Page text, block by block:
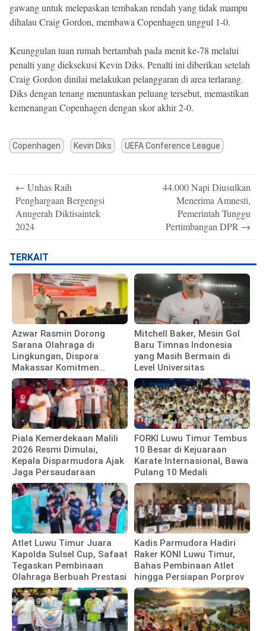
gawang untuk melepaskan tembakan rendah yang tidak mampu
dihalau Craig Gordon, membawa Copenhagen unggul 1-0.
Keunggulan tuan rumah bertambah pada menit ke-78 melalui
penalti yang dieksekusi Kevin Diks. Penalti ini diberikan setelah
Craig Gordon dinilai melakukan pelanggaran di area terlarang.
Diks dengan tenang menuntaskan peluang tersebut, memastikan
kemenangan Copenhagen dengan skor akhir 2-0.
Copenhagen Kevin Diks UEFA Conference League
navigation
← Unhas Raih
Penghargaan Bergengsi
Anugerah Diktisaintek
2024
44.000 Napi Diusulkan
Menerima Amnesti,
Pemerintah Tunggu
Pertimbangan DPR →
TERKAIT
Azwar Rasmin Dorong
Sarana Olahraga di
Lingkungan, Dispora
Makassar Komitmen
Bangun Fasilitas
Mitchell Baker, Mesin Gol
Baru Timnas Indonesia
yang Masih Bermain di
Level Universitas
Piala Kemerdekaan Malili
2026 Resmi Dimulai,
Kepala Disparmudora Ajak
Jaga Persaudaraan
FORKI Luwu Timur Tembus
10 Besar di Kejuaraan
Karate Internasional, Bawa
Pulang 10 Medali
Atlet Luwu Timur Juara
Kapolda Sulsel Cup, Safaat
Tegaskan Pembinaan
Olahraga Berbuah Prestasi
Kadis Parmudora Hadiri
Raker KONI Luwu Timur,
Bahas Pembinaan Atlet
hingga Persiapan Porprov